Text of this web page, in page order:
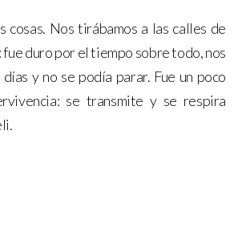
cosas. Nos tirábamos a las calles de
duro por el tiempo sobre todo, nos
y no se podía parar. Fue un poco
se transmite y se respira